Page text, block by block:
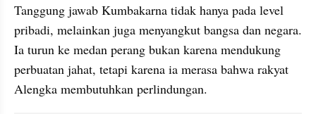
Tanggung jawab Kumbakarna tidak hanya pada level
pribadi, melainkan juga menyangkut bangsa dan negara.
Ia turun ke medan perang bukan karena mendukung
perbuatan jahat, tetapi karena ia merasa bahwa rakyat
Alengka membutuhkan perlindungan.